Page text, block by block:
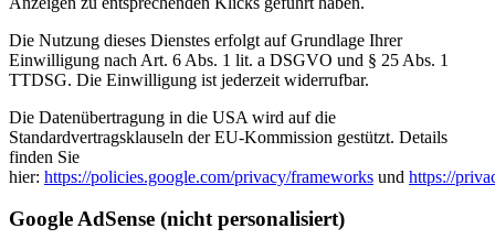
Die Nutzung dieses Dienstes erfolgt auf Grundlage Ihrer
Einwilligung nach Art. 6 Abs. 1 lit. a DSGVO und § 25 Abs. 1
TTDSG. Die Einwilligung ist jederzeit widerrufbar.
Die Datenübertragung in die USA wird auf die
Standardvertragsklauseln der EU-Kommission gestützt. Details
finden Sie
hier: https://policies.google.com/privacy/frameworks und https://
Google AdSense (nicht personalisiert)